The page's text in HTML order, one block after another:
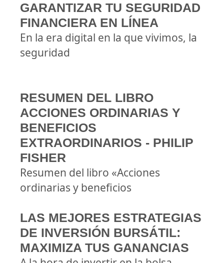
GARANTIZAR TU SEGURIDAD
FINANCIERA EN LÍNEA
En la era digital en la que vivimos, la
seguridad
RESUMEN DEL LIBRO
ACCIONES ORDINARIAS Y
BENEFICIOS
EXTRAORDINARIOS - PHILIP
FISHER
Resumen del libro «Acciones
ordinarias y beneficios
LAS MEJORES ESTRATEGIAS
DE INVERSIÓN BURSÁTIL:
MAXIMIZA TUS GANANCIAS